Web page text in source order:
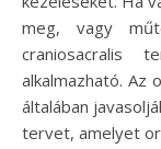
meg, vagy
craniosacralis
alkalmazható. Az
általában
tervet, amelyet